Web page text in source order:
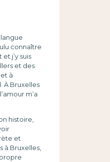
connaître
j’y suis
et des
à
À Bruxelles
m’a
histoire,
et
à Bruxelles,